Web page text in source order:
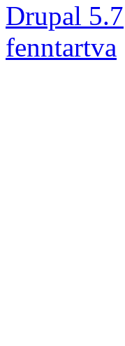
Drupal 5.7
fenntartva